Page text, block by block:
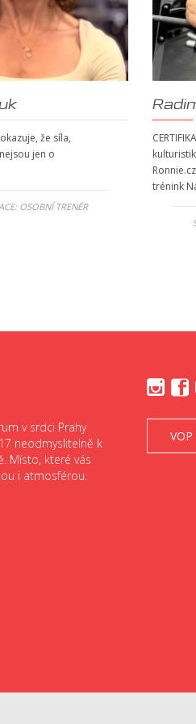
že síla,
jen o
OSOBNÍ TRENÉR
trénink
v srdci Prahy
neodmyslitelně k
Místo, které vás
i atmosférou.
 
VOP